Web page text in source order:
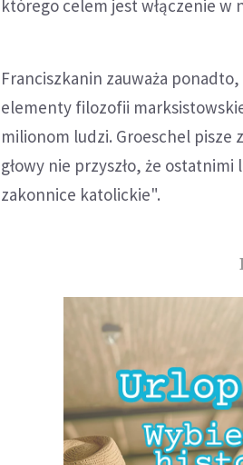
którego celem jest włączenie w
Franciszkanin zauważa
elementy filozofii
milionom ludzi. Groeschel pisze
głowy nie przyszło, że
zakonnice katolickie".